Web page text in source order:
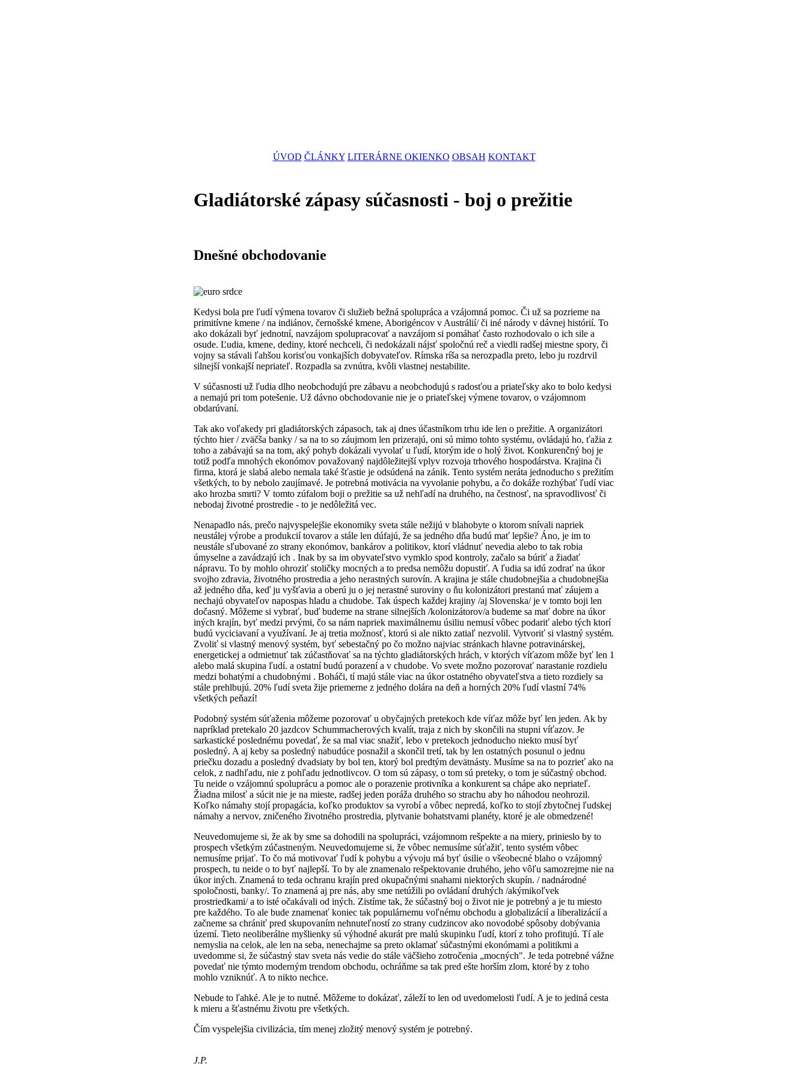
ÚVOD ČLÁNKY LITERÁRNE OKIENKO OBSAH KONTAKT
Gladiátorské zápasy súčasnosti - boj o prežitie
Dnešné obchodovanie
Kedysi bola pre ľudí výmena tovarov či služieb bežná spolupráca a vzájomná pomoc. Či už sa pozrieme na
primitívne kmene / na indiánov, černošské kmene, Aborigéncov v Austrálií/ či iné národy v dávnej histórií. To
ako dokázali byť jednotní, navzájom spolupracovať a navzájom si pomáhať často rozhodovalo o ich sile a
osude. Ľudia, kmene, dediny, ktoré nechceli, či nedokázali nájsť spoločnú reč a viedli radšej miestne spory, či
vojny sa stávali ľahšou korisťou vonkajších dobyvateľov. Rímska ríša sa nerozpadla preto, lebo ju rozdrvil
silnejší vonkajší nepriateľ. Rozpadla sa zvnútra, kvôli vlastnej nestabilite.
V súčasnosti už ľudia dlho neobchodujú pre zábavu a neobchodujú s radosťou a priateľsky ako to bolo kedysi
a nemajú pri tom potešenie. Už dávno obchodovanie nie je o priateľskej výmene tovarov, o vzájomnom
obdarúvaní.
Tak ako voľakedy pri gladiátorských zápasoch, tak aj dnes účastníkom trhu ide len o prežitie. A organizátori
týchto hier / zväčša banky / sa na to so záujmom len prizerajú, oni sú mimo tohto systému, ovládajú ho, ťažia z
toho a zabávajú sa na tom, aký pohyb dokázali vyvolať u ľudí, ktorým ide o holý život. Konkurenčný boj je
totiž podľa mnohých ekonómov považovaný najdôležitejší vplyv rozvoja trhového hospodárstva. Krajina či
firma, ktorá je slabá alebo nemala také šťastie je odsúdená na zánik. Tento systém neráta jednoducho s prežitím
všetkých, to by nebolo zaujímavé. Je potrebná motivácia na vyvolanie pohybu, a čo dokáže rozhýbať ľudí viac
ako hrozba smrti? V tomto zúfalom boji o prežitie sa už nehľadí na druhého, na čestnosť, na spravodlivosť či
nebodaj životné prostredie - to je nedôležitá vec.
Nenapadlo nás, prečo najvyspelejšie ekonomiky sveta stále nežijú v blahobyte o ktorom snívali napriek
neustálej výrobe a produkcií tovarov a stále len dúfajú, že sa jedného dňa budú mať lepšie? Áno, je im to
neustále sľubované zo strany ekonómov, bankárov a politikov, ktorí vládnuť nevedia alebo to tak robia
úmyselne a zavádzajú ich . Inak by sa im obyvateľstvo vymklo spod kontroly, začalo sa búriť a žiadať
nápravu. To by mohlo ohroziť stoličky mocných a to predsa nemôžu dopustiť. A ľudia sa idú zodrať na úkor
svojho zdravia, životného prostredia a jeho nerastných surovín. A krajina je stále chudobnejšia a chudobnejšia
až jedného dňa, keď ju vyšťavia a oberú ju o jej nerastné suroviny o ňu kolonizátori prestanú mať záujem a
nechajú obyvateľov napospas hladu a chudobe. Tak úspech každej krajiny /aj Slovenska/ je v tomto boji len
dočasný. Môžeme si vybrať, buď budeme na strane silnejších /kolonizátorov/a budeme sa mať dobre na úkor
iných krajín, byť medzi prvými, čo sa nám napriek maximálnemu úsiliu nemusí vôbec podariť alebo tých ktorí
budú vyciciavaní a využívaní. Je aj tretia možnosť, ktorú si ale nikto zatiaľ nezvolil. Vytvoriť si vlastný systém.
Zvoliť si vlastný menový systém, byť sebestačný po čo možno najviac stránkach hlavne potravinárskej,
energetickej a odmietnuť tak zúčastňovať sa na týchto gladiátorských hrách, v ktorých víťazom môže byť len 1
alebo malá skupina ľudí. a ostatní budú porazení a v chudobe. Vo svete možno pozorovať narastanie rozdielu
medzi bohatými a chudobnými . Boháči, tí majú stále viac na úkor ostatného obyvateľstva a tieto rozdiely sa
stále prehlbujú. 20% ľudí sveta žije priemerne z jedného dolára na deň a horných 20% ľudí vlastní 74%
všetkých peňazí!
Podobný systém súťaženia môžeme pozorovať u obyčajných pretekoch kde víťaz môže byť len jeden. Ak by
napríklad pretekalo 20 jazdcov Schummacherových kvalít, traja z nich by skončili na stupni víťazov. Je
sarkastické poslednému povedať, že sa mal viac snažiť, lebo v pretekoch jednoducho niekto musí byť
posledný. A aj keby sa posledný nabudúce posnažil a skončil tretí, tak by len ostatných posunul o jednu
priečku dozadu a posledný dvadsiaty by bol ten, ktorý bol predtým devätnásty. Musíme sa na to pozrieť ako na
celok, z nadhľadu, nie z pohľadu jednotlivcov. O tom sú zápasy, o tom sú preteky, o tom je súčastný obchod.
Tu neide o vzájomnú spoluprácu a pomoc ale o porazenie protivníka a konkurent sa chápe ako nepriateľ.
Žiadna milosť a súcit nie je na mieste, radšej jeden poráža druhého so strachu aby ho náhodou neohrozil.
Koľko námahy stojí propagácia, koľko produktov sa vyrobí a vôbec nepredá, koľko to stojí zbytočnej ľudskej
námahy a nervov, zničeného životného prostredia, plytvanie bohatstvami planéty, ktoré je ale obmedzené!
Neuvedomujeme si, že ak by sme sa dohodili na spolupráci, vzájomnom rešpekte a na miery, prinieslo by to
prospech všetkým zúčastneným. Neuvedomujeme si, že vôbec nemusíme súťažiť, tento systém vôbec
nemusíme prijať. To čo má motivovať ľudí k pohybu a vývoju má byť úsilie o všeobecné blaho o vzájomný
prospech, tu neide o to byť najlepší. To by ale znamenalo rešpektovanie druhého, jeho vôľu samozrejme nie na
úkor iných. Znamená to teda ochranu krajín pred okupačnými snahami niektorých skupín. / nadnárodné
spoločnosti, banky/. To znamená aj pre nás, aby sme netúžili po ovládaní druhých /akýmikoľvek
prostriedkami/ a to isté očakávali od iných. Zistíme tak, že súčastný boj o život nie je potrebný a je tu miesto
pre každého. To ale bude znamenať koniec tak populárnemu voľnému obchodu a globalizácií a liberalizácií a
začneme sa chrániť pred skupovaním nehnuteľností zo strany cudzincov ako novodobé spôsoby dobývania
území. Tieto neoliberálne myšlienky sú výhodné akurát pre malú skupinku ľudí, ktorí z toho profitujú. Tí ale
nemyslia na celok, ale len na seba, nenechajme sa preto oklamať súčastnými ekonómami a politikmi a
uvedomme si, že súčastný stav sveta nás vedie do stále väčšieho zotročenia „mocných". Je teda potrebné vážne
povedať nie týmto moderným trendom obchodu, ochráňme sa tak pred ešte horším zlom, ktoré by z toho
mohlo vzniknúť. A to nikto nechce.
Nebude to ľahké. Ale je to nutné. Môžeme to dokázať, záleží to len od uvedomelosti ľudí. A je to jediná cesta
k mieru a šťastnému životu pre všetkých.
Čím vyspelejšia civilizácia, tím menej zložitý menový systém je potrebný.
J.P.